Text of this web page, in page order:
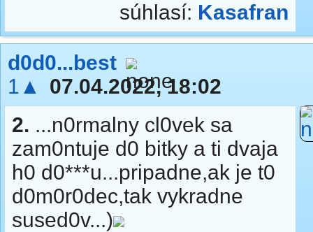
súhlasí: Kasafran
d0d0...best
1▲
07.04.2022, 18:02
2. ...n0rmalny cl0vek sa
zam0ntuje d0 bitky a ti dvaja
h0 d0***u...pripadne,ak je t0
d0m0r0dec,tak vykradne
sused0v...)